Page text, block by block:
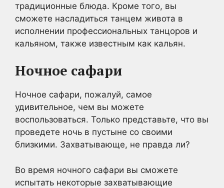
традиционные блюда. Кроме того, вы
сможете насладиться танцем живота в
исполнении профессиональных танцоров и
кальяном, также известным как кальян.
Ночное сафари
Ночное сафари, пожалуй, самое
удивительное, чем вы можете
воспользоваться. Только представьте, что вы
проведете ночь в пустыне со своими
близкими. Захватывающе, не правда ли?
Во время ночного сафари вы сможете
испытать некоторые захватывающие